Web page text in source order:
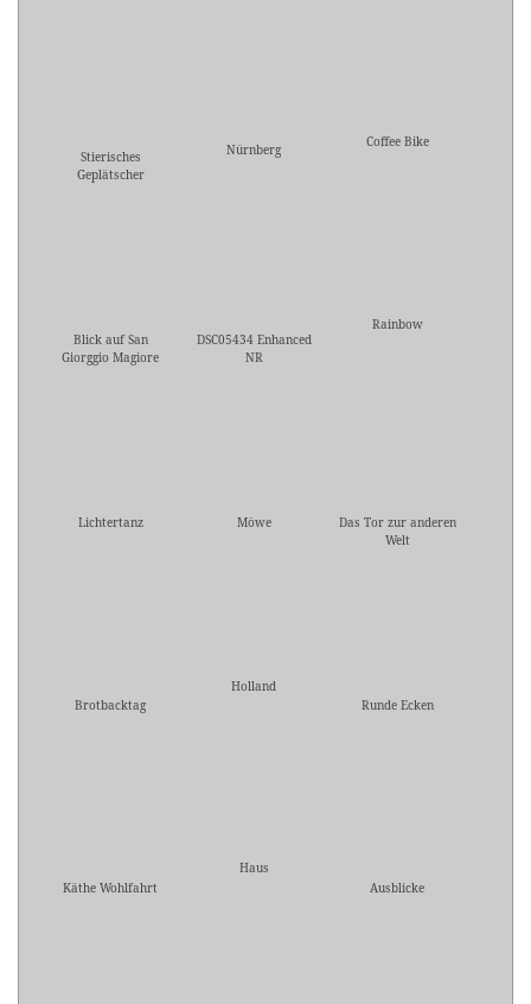
Stierisches
Geplätscher
Nürnberg Coffee Bike
Blick auf San
Giorggio Magiore
DSC05434 Enhanced
NR
Rainbow
Lichtertanz Möwe
Das Tor zur anderen
Welt
Brotbacktag
Holland
Runde Ecken
Käthe Wohlfahrt
Haus
Ausblicke